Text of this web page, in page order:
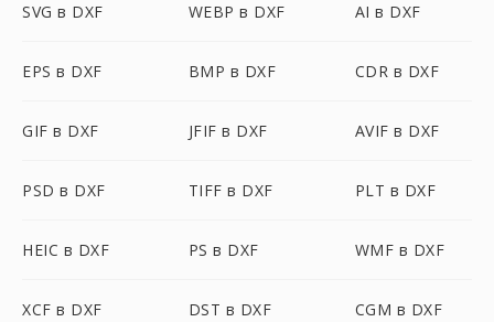
SVG в DXF WEBP в DXF AI в DXF
EPS в DXF BMP в DXF CDR в DXF
GIF в DXF JFIF в DXF AVIF в DXF
PSD в DXF TIFF в DXF PLT в DXF
HEIC в DXF PS в DXF WMF в DXF
XCF в DXF DST в DXF CGM в DXF